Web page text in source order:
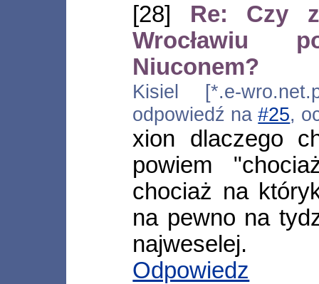
[28] Re: Czy
Wrocławiu
Niuconem?
Kisiel [*.e-
odpowiedź na#25,
xion dlaczego
powiem
chociaż na
na pewno na
najweselej.
Odpowiedz